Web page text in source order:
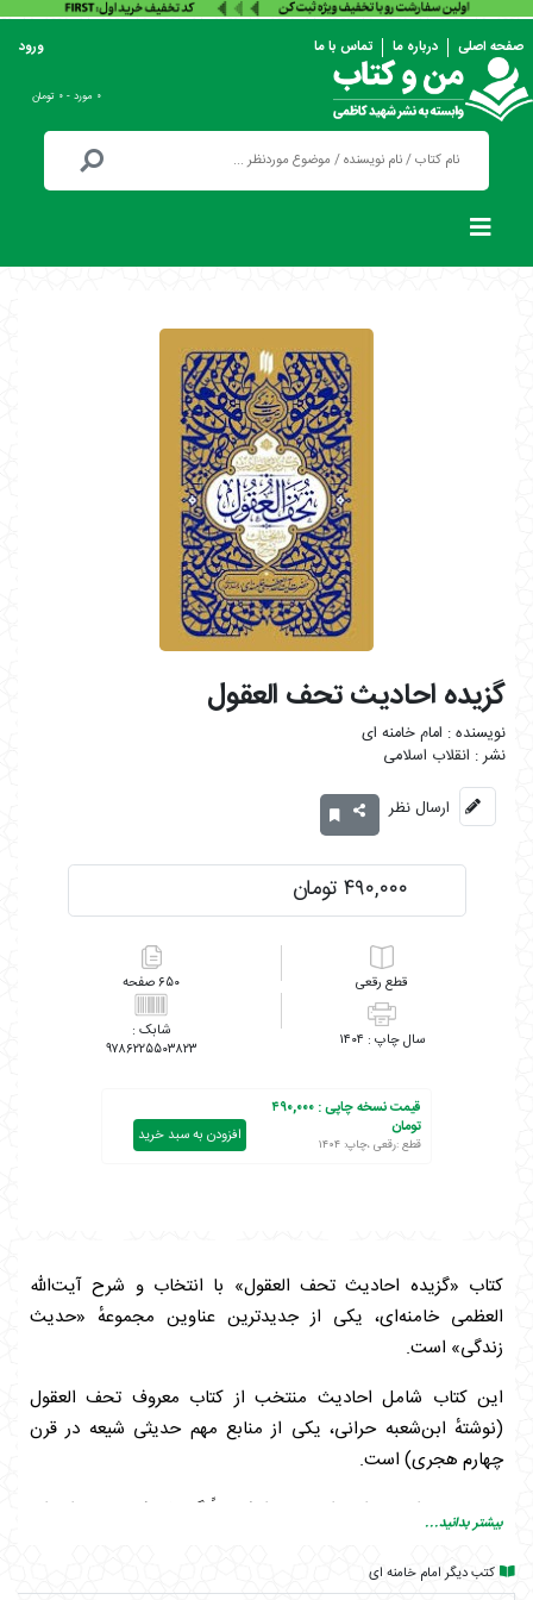
صفحه اصلی درباره ما تماس با ما ورود
۰ مورد - ۰ تومان
گزیده احادیث تحف العقول
امام خامنه ای
انقلاب اسلامی
ارسال نظر
۴۹۰,۰۰۰ تومان
رقعی ۶۵۰
۱۴۰۴ ۹۷۸۶۲۲۵۵۰۳۸۲۳
قیمت نسخه چاپی :۴۹۰,۰۰۰
تومان
قطع :رقعی ،چاپ: ۱۴۰۴ افزودن به سبد خرید
کتاب «گزیده احادیث تحف العقول» با انتخاب و شرح آیت‌الله
العظمی خامنه‌ای، یکی از جدیدترین عناوین مجموعهٔ «حدیث
زندگی» است.
این کتاب شامل احادیث منتخب از کتاب معروف تحف العقول
(نوشتهٔ ابن‌شعبه حرانی، یکی از منابع مهم حدیثی شیعه در قرن
چهارم هجری) است.
رهبر معظم انقلاب این احادیث را شخصاً گزینش کرده و در ابتدای
جلسات درس خارج فقه خود شرح داده‌اند.
ویژگی اصلی: تمرکز ویژه بر تهذیب اخلاق، معنویت، صفا و پاکی روح
بیشتر بدانید...
کتب دیگر امام خامنه ای